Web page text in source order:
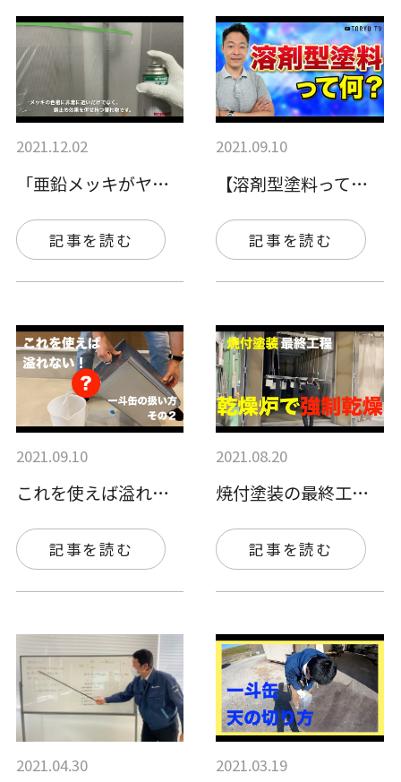
2021.12.02
「亜鉛メッキがヤケてしまった！剥がれてし…
記事を読む
2021.09.10
【溶剤型塗料って何？】メリットと使用する…
記事を読む
2021.09.10
これを使えば溢れない！一斗缶の扱い方（そ…
記事を読む
2021.08.20
焼付塗装の最終工程「乾燥炉での強制乾燥」
記事を読む
2021.04.30 2021.03.19